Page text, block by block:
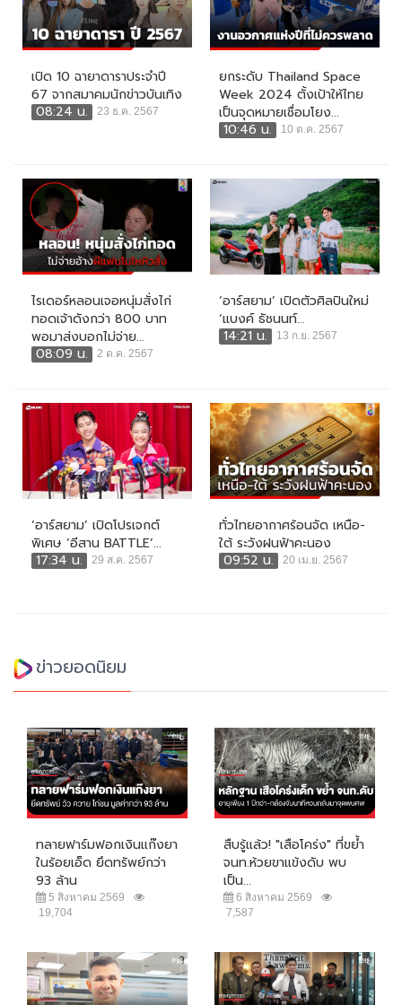
เปิด 10 ฉายาดาราประจำปี
67 จากสมาคมนักข่าวบันเทิง
08:24 น.
23 ธ.ค. 2567
ยกระดับ Thailand Space
Week 2024 ตั้งเป้าให้ไทย
เป็นจุดหมายเชื่อมโยง...
10:46 น.
10 ต.ค. 2567
ไรเดอร์หลอนเจอหนุ่มสั่งไก่
ทอดเจ้าดังกว่า 800 บาท
พอมาส่งบอกไม่จ่าย...
08:09 น.
2 ต.ค. 2567
‘อาร์สยาม’ เปิดตัวศิลปินใหม่
‘แบงค์ ธัชนนท์...
14:21 น.
13 ก.ย. 2567
‘อาร์สยาม’ เปิดโปรเจกต์
พิเศษ ‘อีสาน BATTLE’...
17:34 น.
29 ส.ค. 2567
ทั่วไทยอากาศร้อนจัด เหนือ-
ใต้ ระวังฝนฟ้าคะนอง
09:52 น.
20 เม.ย. 2567
ข่าวยอดนิยม
ทลายฟาร์มฟอกเงินแก๊งยา
ในร้อยเอ็ด ยึดทรัพย์กว่า
93 ล้าน
5 สิงหาคม 2569
19,704
สืบรู้แล้ว! "เสือโคร่ง" ที่ขย้ำ
จนท.ห้วยขาแข้งดับ พบ
เป็น...
6 สิงหาคม 2569
7,587